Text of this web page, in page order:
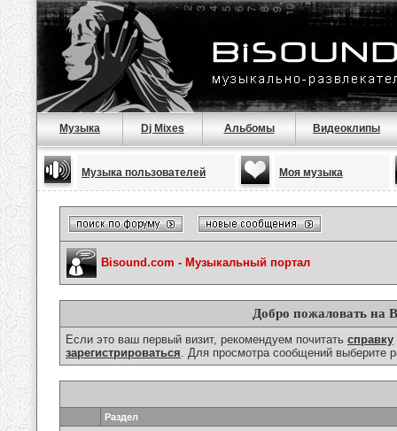
Музыка Dj Mixes Альбомы Видеоклипы
Музыка пользователей Моя музыка
Bisound.com - Музыкальный портал
Добро пожаловать на
Если это ваш первый визит, рекомендуем почитать справку
зарегистрироваться. Для просмотра сообщений выберите
Раздел